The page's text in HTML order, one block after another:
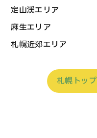
定山渓エリア
麻生エリア
札幌近郊エリア
札幌トップ